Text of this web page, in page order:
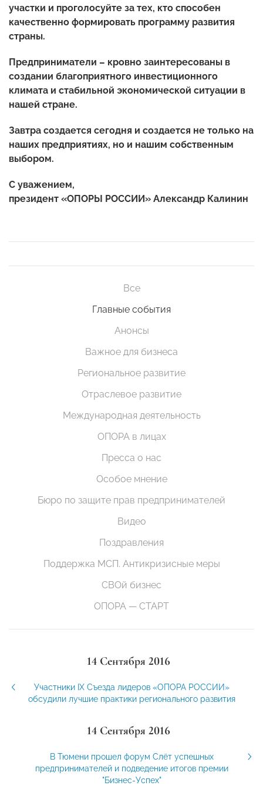
участки и проголосуйте за тех, кто способен
качественно формировать программу развития
страны.
Предприниматели – кровно заинтересованы в
создании благоприятного инвестиционного
климата и стабильной экономической ситуации в
нашей стране.
Завтра создается сегодня и создается не только на
наших предприятиях, но и нашим собственным
выбором.
С уважением,
президент «ОПОРЫ РОССИИ» Александр Калинин
Все
Главные события
Анонсы
Важное для бизнеса
Региональное развитие
Отраслевое развитие
Международная деятельность
ОПОРА в лицах
Пресса о нас
Особое мнение
Бюро по защите прав предпринимателей
Видео
Поздравления
Поддержка МСП. Антикризисные меры
СВОй бизнес
ОПОРА — СТАРТ
14 Сентября 2016
Участники IX Съезда лидеров «ОПОРА РОССИИ»
обсудили лучшие практики регионального развития
14 Сентября 2016
В Тюмени прошел форум Слёт успешных
предпринимателей и подведение итогов премии
"Бизнес-Успех"